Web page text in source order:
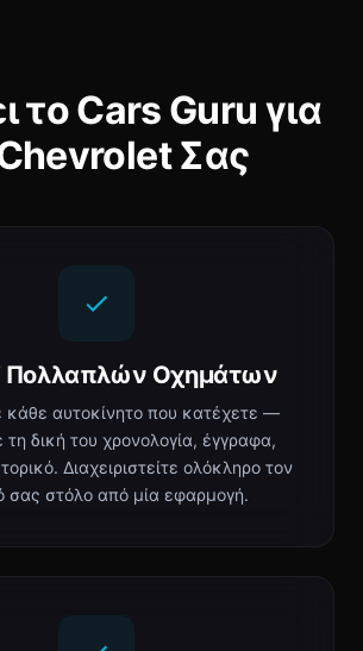
το Cars Guru για
Σας
Πολλαπλών Οχημάτων
κάθε αυτοκίνητο που κατέχετε —
δική του χρονολογία, έγγραφα,
Διαχειριστείτε ολόκληρο τον
σας στόλο από μία εφαρμογή.